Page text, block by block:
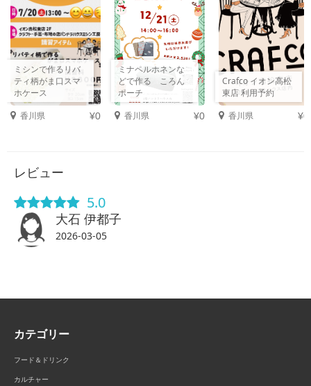
ミシンで作るリバ
ティ柄がま口スマ
ホケース
香川県
¥0
ミナペルホネンな
どで作る ころん
ポーチ
香川県
¥0
Crafco イオン高松
東店 利用予約
香川県
¥0
レビュー
5.0
大石 伊都子
2026-03-05
カテゴリー
フード＆ドリンク
カルチャー